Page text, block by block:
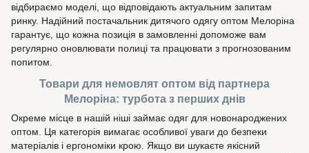
відбираємо моделі, що відповідають актуальним запитам
ринку. Надійний постачальник дитячого одягу оптом Мелоріна
гарантує, що кожна позиція в замовленні допоможе вам
регулярно оновлювати полиці та працювати з прогнозованим
попитом.
Товари для немовлят оптом від партнера
Мелоріна: турбота з перших днів
Окреме місце в нашій ніші займає одяг для новонароджених
оптом. Ця категорія вимагає особливої уваги до безпеки
матеріалів і ергономіки крою. Якщо ви шукаєте якісний